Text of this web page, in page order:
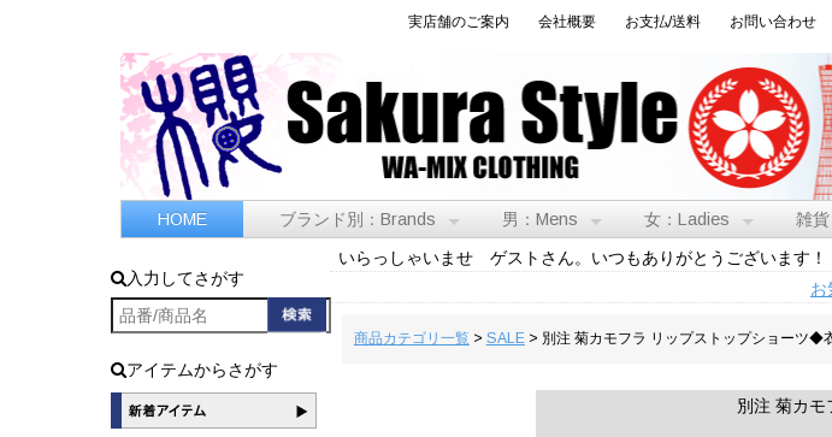
実店舗のご案内 会社概要 お支払/送料 お問い合わせ
HOME ブランド別：Brands 男：Mens 女：Ladies 雑
入力してさがす
アイテムからさがす
いらっしゃいませ ゲストさん。いつもありがとうございます！
お
商品カテゴリ一覧> SALE> 別注 菊カモフラ リップストップショーツ◆
別注 菊カ